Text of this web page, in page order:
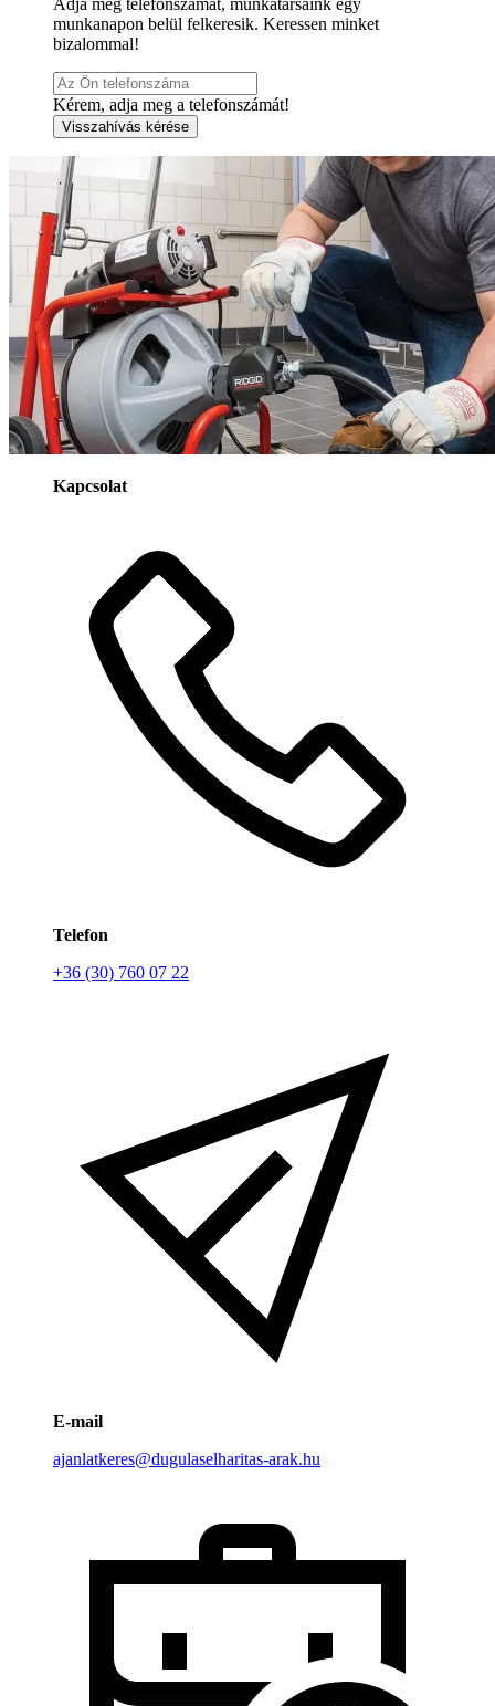
munkanapon belül felkeresik. Keressen minket
bizalommal!
Kérem, adja meg a telefonszámát!
Visszahívás kérése
Kapcsolat
Telefon
+36 (30) 760 07 22
E-mail
ajanlatkeres@dugulaselharitas-arak.hu